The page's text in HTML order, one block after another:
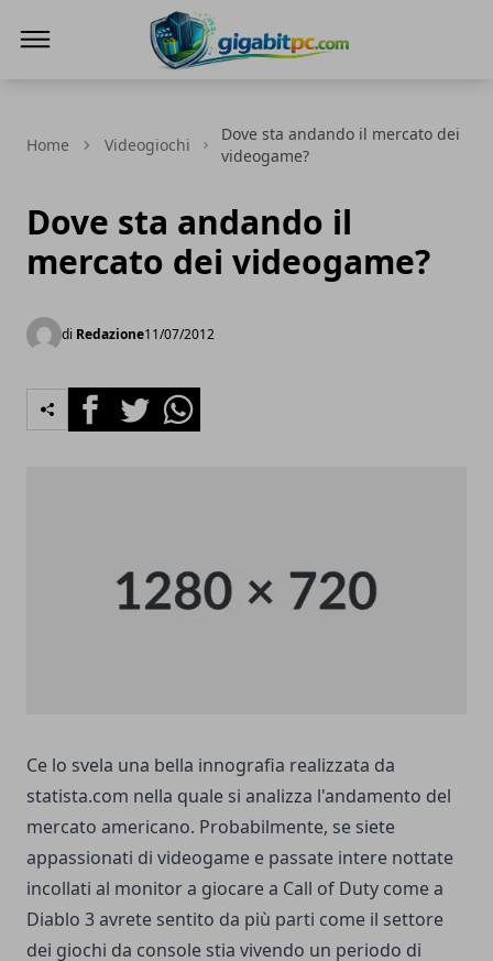
Home Videogiochi
Dove sta andando il mercato dei
videogame?
Dove sta andando il
mercato dei videogame?
di Redazione11/07/2012
FacebookTwitterWhatsapp
Ce lo svela una bella innografia realizzata da
statista.com nella quale si analizza l'andamento del
mercato americano. Probabilmente, se siete
appassionati di videogame e passate intere nottate
incollati al monitor a giocare a Call of Duty come a
Diablo 3 avrete sentito da più parti come il settore
dei giochi da console stia vivendo un periodo di